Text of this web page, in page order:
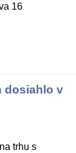
16
dosiahlo v
trhu s